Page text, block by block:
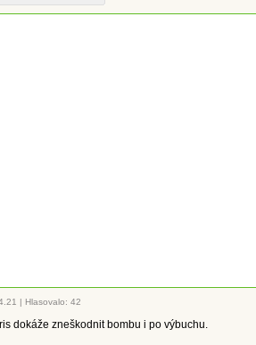
| Hlasovalo: 42
dokáže zneškodnit bombu i po výbuchu.